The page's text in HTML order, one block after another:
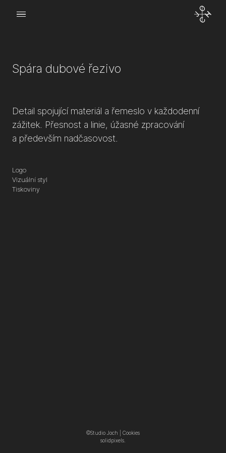
Menu
Spára dubové řezivo
Detail spojující materiál a řemeslo v každodenní
zážitek. Přesnost a linie, úžasné zpracování
a především nadčasovost.
Logo
Vizuální styl
Tiskoviny
©Studio Joch | Cookies
solidpixels.